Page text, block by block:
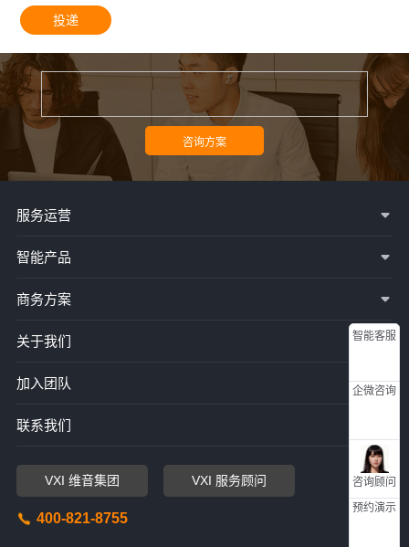
投递
智能客服
企微咨询
咨询顾问
预约演示
服务运营
智能产品
商务方案
关于我们
加入团队
联系我们
VXI 维音集团 VXI 服务顾问
400-821-8755